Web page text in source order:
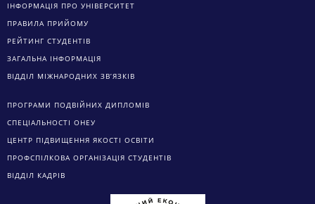
ІНФОРМАЦІЯ ПРО УНІВЕРСИТЕТ
ПРАВИЛА ПРИЙОМУ
РЕЙТИНГ СТУДЕНТІВ
ЗАГАЛЬНА ІНФОРМАЦІЯ
ВІДДІЛ МІЖНАРОДНИХ ЗВ’ЯЗКІВ
ПРОГРАМИ ПОДВІЙНИХ ДИПЛОМІВ
СПЕЦІАЛЬНОСТІ ОНЕУ
ЦЕНТР ПІДВИЩЕННЯ ЯКОСТІ ОСВІТИ
ПРОФСПІЛКОВА ОРГАНІЗАЦІЯ СТУДЕНТІВ
ВІДДІЛ КАДРІВ